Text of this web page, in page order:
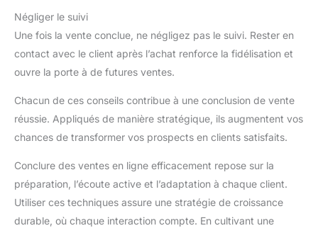
Négliger le suivi
Une fois la vente conclue, ne négligez pas le suivi. Rester en
contact avec le client après l’achat renforce la fidélisation et
ouvre la porte à de futures ventes.
Chacun de ces conseils contribue à une conclusion de vente
réussie. Appliqués de manière stratégique, ils augmentent vos
chances de transformer vos prospects en clients satisfaits.
Conclure des ventes en ligne efficacement repose sur la
préparation, l’écoute active et l’adaptation à chaque client.
Utiliser ces techniques assure une stratégie de croissance
durable, où chaque interaction compte. En cultivant une